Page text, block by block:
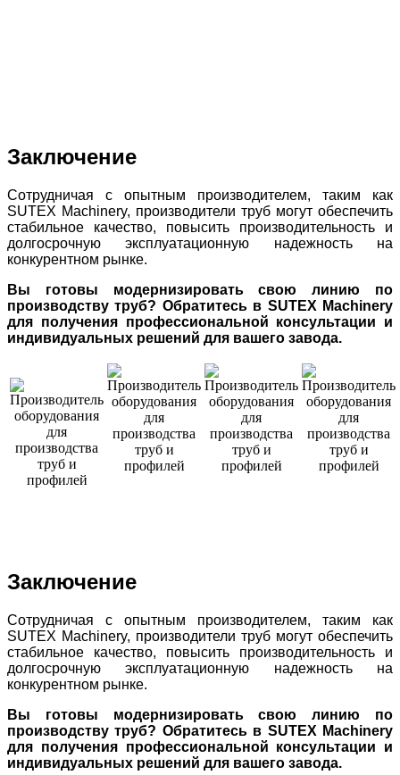
Заключение
Сотрудничая с опытным производителем, таким как
SUTEX Machinery, производители труб могут обеспечить
стабильное качество, повысить производительность и
долгосрочную эксплуатационную надежность на
конкурентном рынке.
Вы готовы модернизировать свою линию по
производству труб? Обратитесь в SUTEX Machinery
для получения профессиональной консультации и
индивидуальных решений для вашего завода.
Заключение
Сотрудничая с опытным производителем, таким как
SUTEX Machinery, производители труб могут обеспечить
стабильное качество, повысить производительность и
долгосрочную эксплуатационную надежность на
конкурентном рынке.
Вы готовы модернизировать свою линию по
производству труб? Обратитесь в SUTEX Machinery
для получения профессиональной консультации и
индивидуальных решений для вашего завода.